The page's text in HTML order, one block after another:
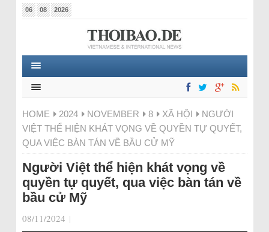
06 08 2026
HOME 2024 NOVEMBER 8 XÃ HỘI
NGƯỜI
VIỆT THỂ HIỆN KHÁT VỌNG VỀ QUYỀN TỰ QUYẾT,
QUA VIỆC BÀN TÁN VỀ BẦU CỬ MỸ
Người Việt thể hiện khát vọng về
quyền tự quyết, qua việc bàn tán về
bầu cử Mỹ
08/11/2024 |